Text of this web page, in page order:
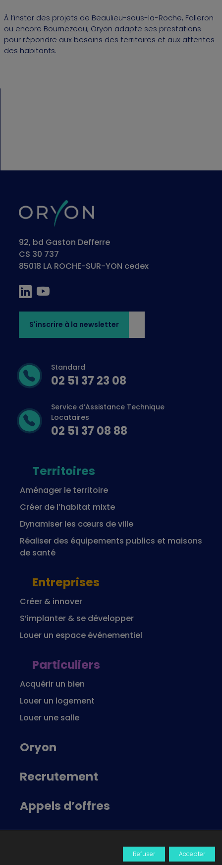
À l’instar des projets de Beaulieu-sous-la-Roche, Falleron
ou encore Bournezeau, Oryon adapte ses prestations
pour répondre aux besoins des territoires et aux attentes
des habitants.
92, bd Gaston Defferre
CS 30 737
85018 LA ROCHE-SUR-YON cedex
S'inscrire à la newsletter
Standard
02 51 37 23 08
Service d’Assistance Technique
Locataires
02 51 37 08 88
Territoires
Aménager le territoire
Créer de l’habitat mixte
Dynamiser les cœurs de ville
Réaliser des équipements publics et maisons
de santé
Entreprises
Créer & innover
S’implanter & se développer
Louer un espace événementiel
Particuliers
Acquérir un bien
Louer un logement
Louer une salle
Oryon
Recrutement
Appels d’offres
Locataire Oryon
Accepter
Refuser